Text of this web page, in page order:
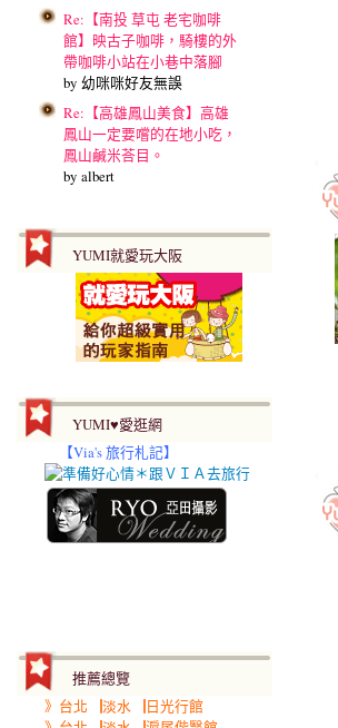
Re:【南投 草屯 老宅咖啡
館】映古子咖啡，騎樓的外
帶咖啡小站在小巷中落腳
by 幼咪咪好友無誤
Re:【高雄鳳山美食】高雄
鳳山一定要嚐的在地小吃，
鳳山鹹米荅目。
by albert
YUMI就愛玩大阪
YUMI♥愛逛網
【Via's 旅行札記】
推薦總覽
》台北▕淡水▕日光行館